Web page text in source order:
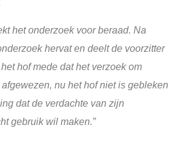
het onderzoek voor beraad. Na
hervat en deelt de voorzitter
hof mede dat het verzoek om
nu het hof niet is gebleken
dat de verdachte van zijn
gebruik wil maken.”